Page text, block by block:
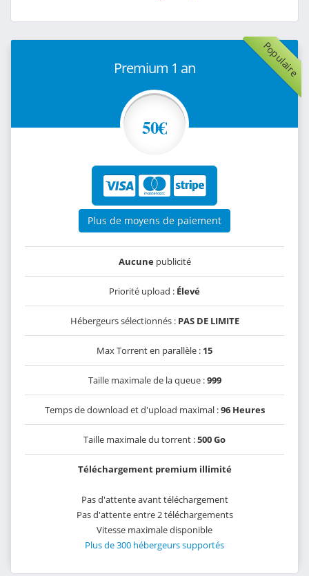
Populaire
Premium 1 an
50€
Plus de moyens de paiement
Aucunepublicité
Priorité upload : Élevé
Hébergeurs sélectionnés : PAS DE LIMITE
Max Torrent en parallèle : 15
Taille maximale de la queue :999
Temps de download et d'upload maximal :96 Heures
Taille maximale du torrent :500 Go
Téléchargement premium illimité
Pas d'attente avant téléchargement
Pas d'attente entre 2 téléchargements
Vitesse maximale disponible
Plus de 300 hébergeurs supportés